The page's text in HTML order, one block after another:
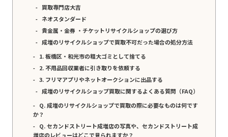
買取専門店大吉
ネオスタンダード
貴金属・金券 ・チケットリサイクルショップの選び方
成増のリサイクルショップで買取不可だった場合の処分方法
1. 板橋区・和光市の粗大ゴミとして捨てる
2. 不用品回収業者に引き取りを依頼する
3. フリマアプリやネットオークションに出品する
成増のリサイクルショップ買取に関するよくある質問（FAQ）
Q. 成増のリサイクルショップで買取の際に必要なものは何です
か？
Q. セカンドストリート成増店の写真や、セカンドストリート成
増店のレビューはどこで見られますか？